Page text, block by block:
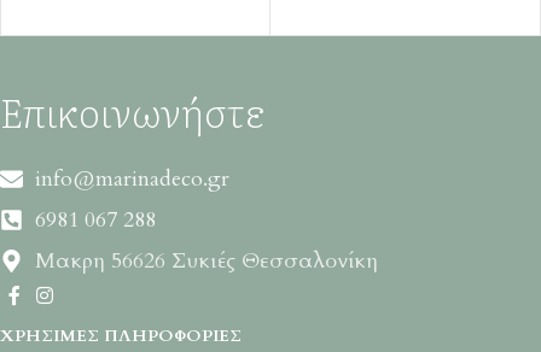
Επικοινωνήστε
info@marinadeco.gr
6981 067 288
Μακρη 56626 Συκιές Θεσσαλονίκη
ΧΡΉΣΙΜΕΣ ΠΛΗΡΟΦΟΡΊΕΣ